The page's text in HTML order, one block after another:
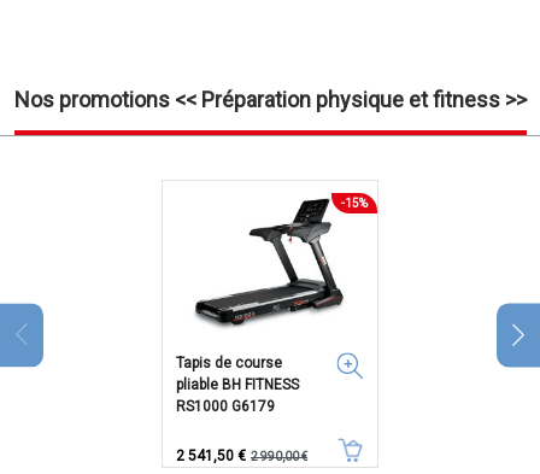
Nos promotions << Préparation physique et fitness >>
-15%
Tapis de course
pliable BH FITNESS
RS1000 G6179
Prix
2 541,50 € Prix de base
2 990,00 €